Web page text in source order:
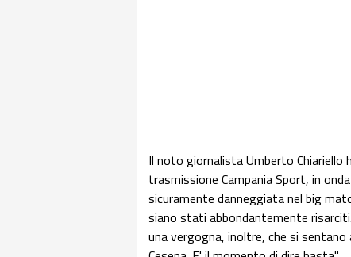
Il noto giornalista Umberto Chiariello
trasmissione Campania Sport, in
sicuramente danneggiata nel big
siano stati abbondantemente
una vergogna, inoltre, che si